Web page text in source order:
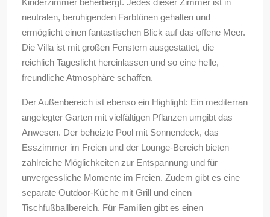
Kinderzimmer beherbergt. Jedes dieser Zimmer ist in
neutralen, beruhigenden Farbtönen gehalten und
ermöglicht einen fantastischen Blick auf das offene Meer.
Die Villa ist mit großen Fenstern ausgestattet, die
reichlich Tageslicht hereinlassen und so eine helle,
freundliche Atmosphäre schaffen.
Der Außenbereich ist ebenso ein Highlight: Ein mediterran
angelegter Garten mit vielfältigen Pflanzen umgibt das
Anwesen. Der beheizte Pool mit Sonnendeck, das
Esszimmer im Freien und der Lounge-Bereich bieten
zahlreiche Möglichkeiten zur Entspannung und für
unvergessliche Momente im Freien. Zudem gibt es eine
separate Outdoor-Küche mit Grill und einen
Tischfußballbereich. Für Familien gibt es einen